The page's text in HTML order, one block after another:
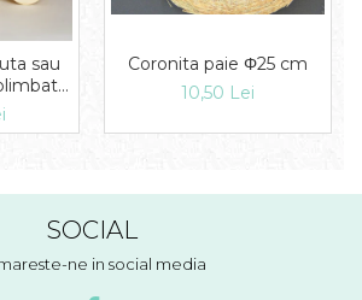
sau
Coronita paie Φ25 cm
10,50 Lei
SOCIAL
ne in social media